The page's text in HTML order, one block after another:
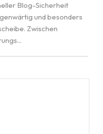
Blog-Sicherheit
und besonders
Zwischen